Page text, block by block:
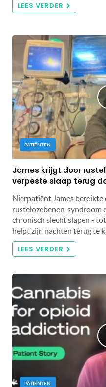
LEES VERDER
PATIËNTEN
James krijgt door
verpeste slaap terug
Nierpatiënt James
rustelozebenen-syndroom
chronisch slecht slapen -
helpt zijn nachten terug te
LEES VERDER
PATIËNTEN